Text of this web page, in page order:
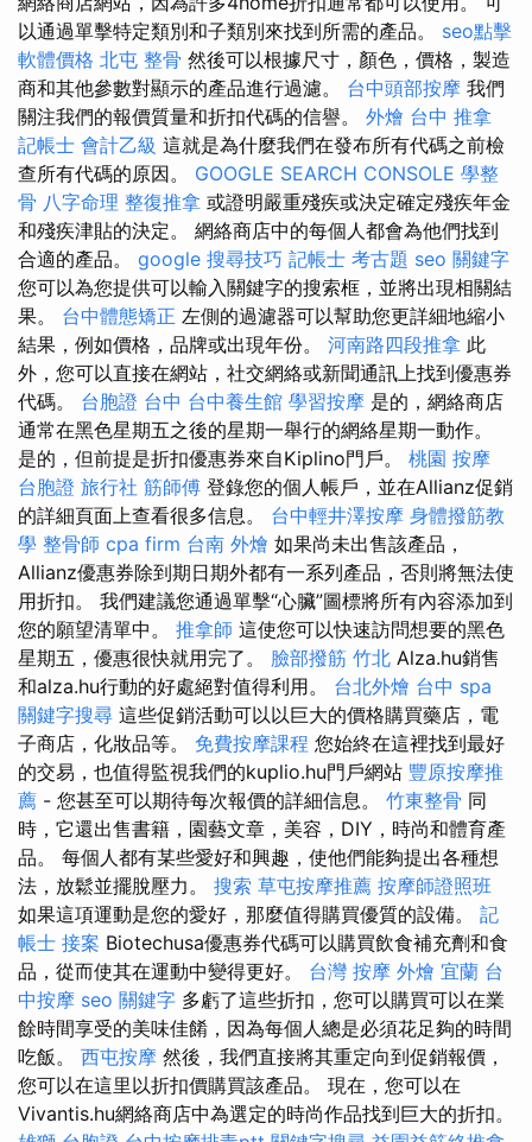
以通過單擊特定類別和子類別來找到所需的產品。 seo點擊
軟體價格 北屯 整骨 然後可以根據尺寸，顏色，價格，製造
商和其他參數對顯示的產品進行過濾。 台中頭部按摩 我們
關注我們的報價質量和折扣代碼的信譽。 外燴 台中 推拿
記帳士 會計乙級 這就是為什麼我們在發布所有代碼之前檢
查所有代碼的原因。 GOOGLE SEARCH CONSOLE 學整
骨 八字命理 整復推拿 或證明嚴重殘疾或決定確定殘疾年金
和殘疾津貼的決定。 網絡商店中的每個人都會為他們找到
合適的產品。 google 搜尋技巧 記帳士 考古題 seo 關鍵字
您可以為您提供可以輸入關鍵字的搜索框，並將出現相關結
果。 台中體態矯正 左側的過濾器可以幫助您更詳細地縮小
結果，例如價格，品牌或出現年份。 河南路四段推拿 此
外，您可以直接在網站，社交網絡或新聞通訊上找到優惠券
代碼。 台胞證 台中 台中養生館 學習按摩 是的，網絡商店
通常在黑色星期五之後的星期一舉行的網絡星期一動作。
是的，但前提是折扣優惠券來自Kiplino門戶。 桃園 按摩
台胞證 旅行社 筋師傅 登錄您的個人帳戶，並在Allianz促銷
的詳細頁面上查看很多信息。 台中輕井澤按摩 身體撥筋教
學 整骨師 cpa firm 台南 外燴 如果尚未出售該產品，
Allianz優惠券除到期日期外都有一系列產品，否則將無法使
用折扣。 我們建議您通過單擊“心臟”圖標將所有內容添加到
您的願望清單中。 推拿師 這使您可以快速訪問想要的黑色
星期五，優惠很快就用完了。 臉部撥筋 竹北 Alza.hu銷售
和alza.hu行動的好處絕對值得利用。 台北外燴 台中 spa
關鍵字搜尋 這些促銷活動可以以巨大的價格購買藥店，電
子商店，化妝品等。 免費按摩課程 您始終在這裡找到最好
的交易，也值得監視我們的kuplio.hu門戶網站 豐原按摩推
薦 - 您甚至可以期待每次報價的詳細信息。 竹東整骨 同
時，它還出售書籍，園藝文章，美容，DIY，時尚和體育產
品。 每個人都有某些愛好和興趣，使他們能夠提出各種想
法，放鬆並擺脫壓力。 搜索 草屯按摩推薦 按摩師證照班
如果這項運動是您的愛好，那麼值得購買優質的設備。 記
帳士 接案 Biotechusa優惠券代碼可以購買飲食補充劑和食
品，從而使其在運動中變得更好。 台灣 按摩 外燴 宜蘭 台
中按摩 seo 關鍵字 多虧了這些折扣，您可以購買可以在業
餘時間享受的美味佳餚，因為每個人總是必須花足夠的時間
吃飯。 西屯按摩 然後，我們直接將其重定向到促銷報價，
您可以在這里以折扣價購買該產品。 現在，您可以在
Vivantis.hu網絡商店中為選定的時尚作品找到巨大的折扣。